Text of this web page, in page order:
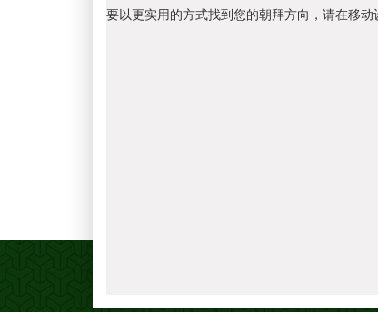
要以更实用的方式找到您的朝拜方向，请在移